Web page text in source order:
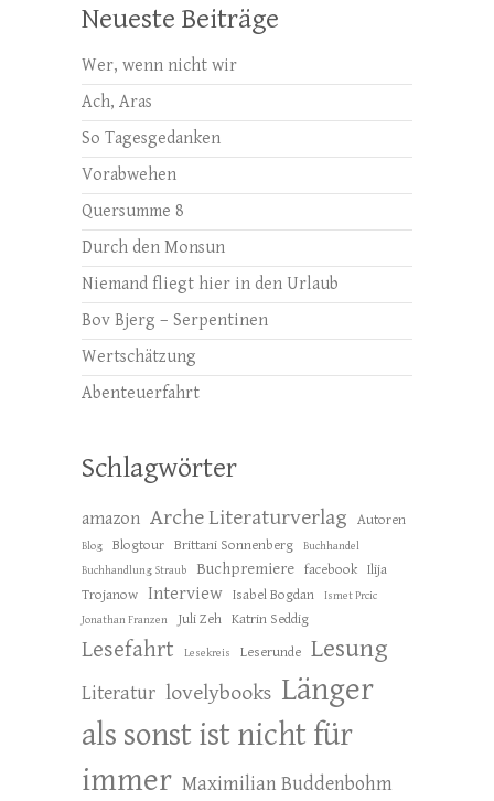
Neueste Beiträge
Wer, wenn nicht wir
Ach, Aras
So Tagesgedanken
Vorabwehen
Quersumme 8
Durch den Monsun
Niemand fliegt hier in den Urlaub
Bov Bjerg – Serpentinen
Wertschätzung
Abenteuerfahrt
Schlagwörter
amazon Arche Literaturverlag Autoren
Blog Blogtour Brittani Sonnenberg
Buchhandel
Buchhandlung Straub
Buchpremiere facebook Ilija
Trojanow
Interview Isabel Bogdan
Ismet Prcic
Jonathan Franzen
Juli Zeh Katrin Seddig
Lesefahrt Lesekreis Leserunde Lesung
Literatur lovelybooks Länger
als sonst ist nicht für
immer Maximilian Buddenbohm